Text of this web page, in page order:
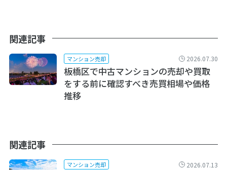
関連記事
マンション売却 2026.07.30
板橋区で中古マンションの売却や買取
をする前に確認すべき売買相場や価格
推移
関連記事
マンション売却 2026.07.13